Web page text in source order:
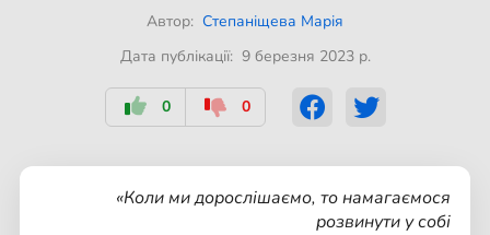
Автор: Степаніщева Марія
Дата публікації: 9 березня 2023 р.
0 0
«Коли ми дорослішаємо, то намагаємося
розвинути у собі